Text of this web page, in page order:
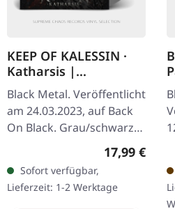
KEEP OF KALESSIN ·
Katharsis |
GREY/BLACK SPLATTER
2LP
Black Metal. Veröffentlicht
am 24.03.2023, auf Back
On Black. Grau/schwarz
marmoriertes Vinyl im
Gatefold-Cover. Limitiert
auf spezielle Edition. Die…
Regulärer
17,99 €
Sofort verfügbar,
Lieferzeit: 1-2 Werktage